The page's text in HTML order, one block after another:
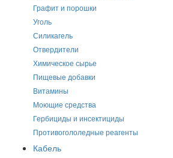
Графит и порошки
Уголь
Силикагель
Отвердители
Химическое сырье
Пищевые добавки
Витамины
Моющие средства
Гербициды и инсектициды
Противогололедные реагенты
Кабель